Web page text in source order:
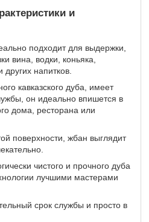
и
подходит для выдержки,
вина, водки, коньяка,
напитков.
кавказского дуба, имеет
он идеально впишется в
дома, ресторана или
поверхности, жбан выглядит
чистого и прочного дуба
лучшими мастерами
срок службы и просто в